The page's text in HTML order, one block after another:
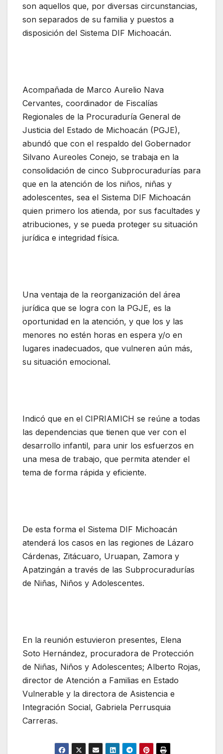
son aquellos que, por diversas circunstancias,
son separados de su familia y puestos a
disposición del Sistema DIF Michoacán.
Acompañada de Marco Aurelio Nava
Cervantes, coordinador de Fiscalías
Regionales de la Procuraduría General de
Justicia del Estado de Michoacán (PGJE),
abundó que con el respaldo del Gobernador
Silvano Aureoles Conejo, se trabaja en la
consolidación de cinco Subprocuradurías para
que en la atención de los niños, niñas y
adolescentes, sea el Sistema DIF Michoacán
quien primero los atienda, por sus facultades y
atribuciones, y se pueda proteger su situación
jurídica e integridad física.
Una ventaja de la reorganización del área
jurídica que se logra con la PGJE, es la
oportunidad en la atención, y que los y las
menores no estén horas en espera y/o en
lugares inadecuados, que vulneren aún más,
su situación emocional.
Indicó que en el CIPRIAMICH se reúne a todas
las dependencias que tienen que ver con el
desarrollo infantil, para unir los esfuerzos en
una mesa de trabajo, que permita atender el
tema de forma rápida y eficiente.
De esta forma el Sistema DIF Michoacán
atenderá los casos en las regiones de Lázaro
Cárdenas, Zitácuaro, Uruapan, Zamora y
Apatzingán a través de las Subprocuradurías
de Niñas, Niños y Adolescentes.
En la reunión estuvieron presentes, Elena
Soto Hernández, procuradora de Protección
de Niñas, Niños y Adolescentes; Alberto Rojas,
director de Atención a Familias en Estado
Vulnerable y la directora de Asistencia e
Integración Social, Gabriela Perrusquia
Carreras.